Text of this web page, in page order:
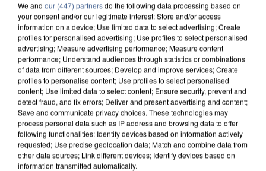
We and our (447) partnersdo the following data processing based on
your consent and/or our legitimate interest: Store and/or access
information on a device; Use limited data to select advertising; Create
profiles for personalised advertising; Use profiles to select personalised
advertising; Measure advertising performance; Measure content
performance; Understand audiences through statistics or combinations
of data from different sources; Develop and improve services; Create
profiles to personalise content; Use profiles to select personalised
content; Use limited data to select content; Ensure security, prevent and
detect fraud, and fix errors; Deliver and present advertising and content;
Save and communicate privacy choices. These technologies may
process personal data such as IP address and browsing data to offer
following functionalities: Identify devices based on information actively
requested; Use precise geolocation data; Match and combine data from
other data sources; Link different devices; Identify devices based on
information transmitted automatically.